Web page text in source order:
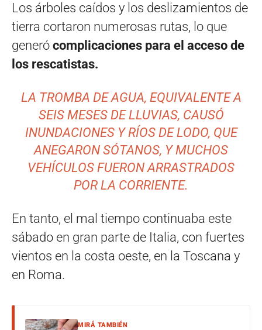
Los árboles caídos y los deslizamientos de
tierra cortaron numerosas rutas, lo que
generó complicaciones para el acceso de
los rescatistas.
LA TROMBA DE AGUA, EQUIVALENTE A
SEIS MESES DE LLUVIAS, CAUSÓ
INUNDACIONES Y RÍOS DE LODO, QUE
ANEGARON SÓTANOS, Y MUCHOS
VEHÍCULOS FUERON ARRASTRADOS
POR LA CORRIENTE.
En tanto, el mal tiempo continuaba este
sábado en gran parte de Italia, con fuertes
vientos en la costa oeste, en la Toscana y
en Roma.
MIRÁ TAMBIÉN